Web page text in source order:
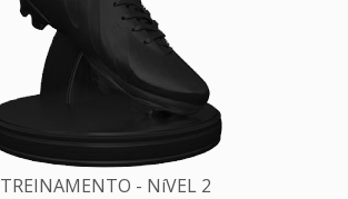
TREINAMENTO - NíVEL 2